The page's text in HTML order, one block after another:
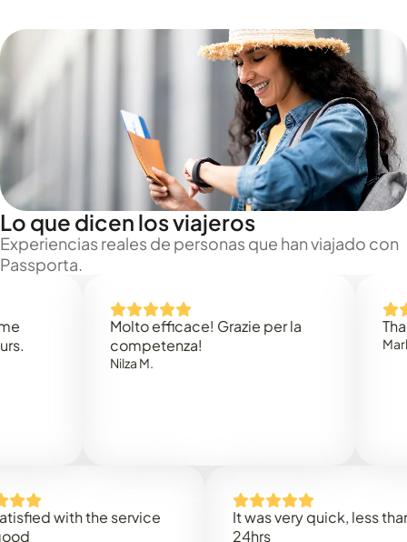
Lo que dicen los viajeros
Experiencias reales de personas que han viajado con
Passporta.
Molto efficace! Grazie per la
competenza!
Thank
Mark N.
with the service
It was very quick, less than